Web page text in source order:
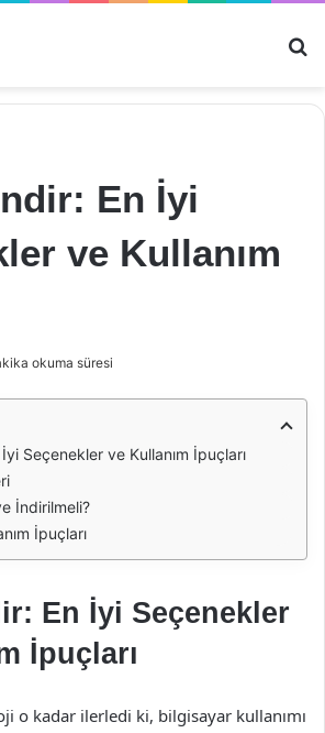
En İyi
ve Kullanım
okuma süresi
Seçenekler ve Kullanım İpuçları
İndirilmeli?
İpuçları
En İyi Seçenekler
İpuçları
o kadar ilerledi ki, bilgisayar kullanımı